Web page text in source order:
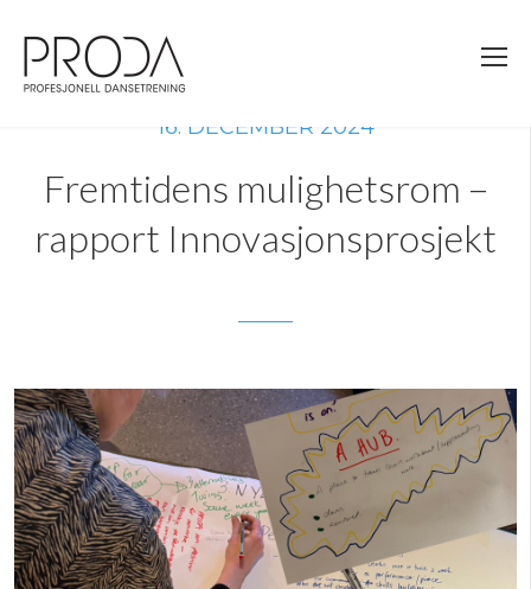
sidens
hovedinnhold
16. DECEMBER 2024
Fremtidens mulighetsrom –
rapport Innovasjonsprosjekt